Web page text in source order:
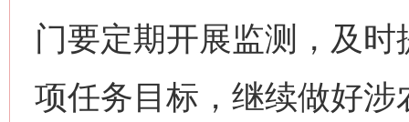
门要定期开展监测，及
项任务目标，继续做好